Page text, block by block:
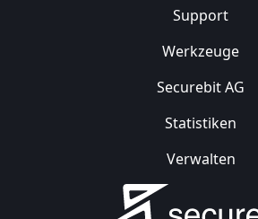
Support
Werkzeuge
Securebit AG
Statistiken
Verwalten